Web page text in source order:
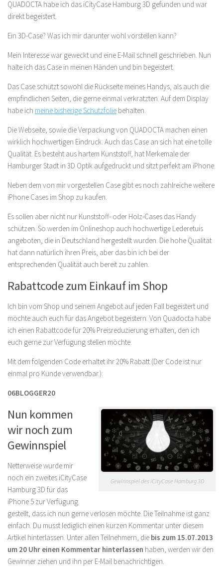
QUADOCTA habe ich das iCityCase Hamburg 3D gefunden und war
direkt begeistert.
Ein 3D-Case? Was ich mir darunter wohl vorstellen kann?
Mein Interesse war geweckt und eine E-Mail schnell geschrieben. Nun
halte ich das Case in meinen Händen und bin begeistert.
Das Case schützt sowohl die Rückseite meines Handys, als auch die
empfindlichen Seiten, die gerne einmal verkratzten. Auf dem Display
habe ich meine bisherige Schutzfolie behalten.
Die Webseite, sowie die Verpackung von QUADOCTA machen einen
wirklich hochwertigen Eindruck. Auch das Case an sich hat eine tolle
Qualität. Es besteht aus hartem Kunststoff, hat Merkemale der
Hamburger Stadt in 3D Optik aufgedruckt und sitzt perfekt am iPhone.
Neben dem von mir vorgestellen Case gibt es noch zahlreiche weitere
iPhone Cases im Shop zu kaufen.
Es sollen aber nicht nur Kunststoff- oder Holz-Cases das Handy
schützen. So werden im Onlineshop auch hochwertige Lederetuis
angeboten, die in Deutschland hergestellt wurden. Die hohe Qualität
hat dann natürlich ihren Preis, aber das bin ich bei der
entsprechenden Qualität auch bereit zu zahlen.
Rabattcode zum Einkauf im Shop
Ich bin vom Shop und seinem Angebot auf jeden Fall begeistert und
möchte auch euch für das Angebot begeistern. Von Quadocta habe
ich einen Rabattcode für 20% Preisreduzierung erhalten, den ich
euch gerne zur Verfügung stellen möchte.
Mit dem folgenden Code erhaltet ihr 20% Rabatt (Der Code ist nur
einmal pro Kunde verwendbar.):
06BLOGGER20
Gewinnspiel des iCityCase Hamburg 3D
Nun kommen
wir noch zum
Gewinnspiel
Netterweise wurde mir
noch ein zweites iCityCase
Hamburg 3D für das
iPhone 5 zur Verfügung
gestellt, dass ich nun gerne verlosen möchte. Die Teilnahme ist ganz
einfach. Du musst lediglich einen kurzen Kommentar unter diesem
Artikel hinterlassen. Unter allen Teilnehmern, die bis zum 15.07.2013
um 20 Uhr einen Kommentar hinterlassen haben, werden wir den
Gewinner ziehen und ihn per E-Mail benachrichtigen.